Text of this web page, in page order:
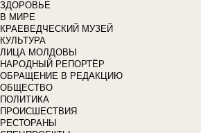
ЗДОРОВЬЕ
В МИРЕ
КРАЕВЕДЧЕСКИЙ МУЗЕЙ
КУЛЬТУРА
ЛИЦА МОЛДОВЫ
НАРОДНЫЙ РЕПОРТЁР
ОБРАЩЕНИЕ В РЕДАКЦИЮ
ОБЩЕСТВО
ПОЛИТИКА
ПРОИСШЕСТВИЯ
РЕСТОРАНЫ